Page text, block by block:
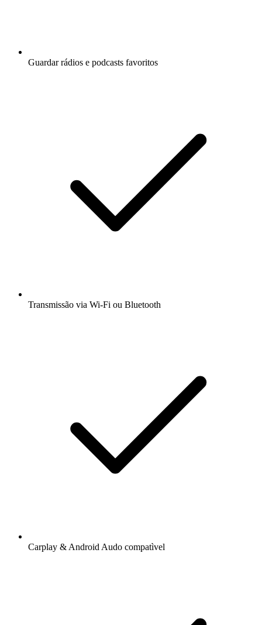
Guardar rádios e podcasts favoritos
Transmissão via Wi-Fi ou Bluetooth
Carplay & Android Audo compatìvel